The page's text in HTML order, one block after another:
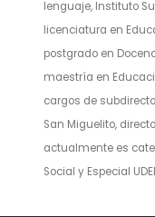
lenguaje, Instituto
licenciatura en
postgrado en
maestría en
cargos de
San Miguelito,
actualmente es
Social y Especial